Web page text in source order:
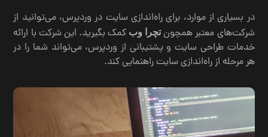
در بسیاری از موارد، برای راه‌اندازی سایت در وردپرس، می‌توانید از
شرکت‌های معتبر همچونتچرا وب کمک بگیرید. این شرکت با ارائه
خدمات طراحی سایت و پشتیبانی از وردپرس، می‌تواند شما را در
هر مرحله از راه‌اندازی سایت راهنمایی کند.